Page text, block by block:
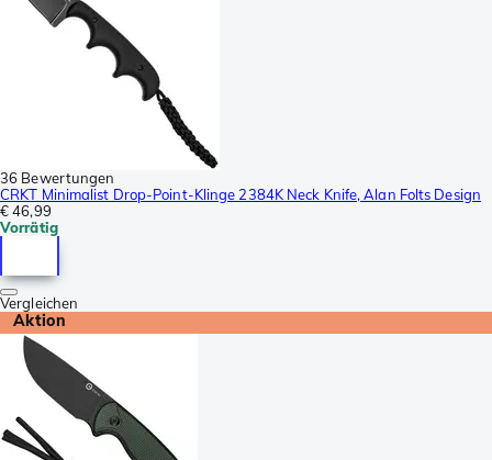
36 Bewertungen
CRKT Minimalist Drop-Point-Klinge 2384K Neck Knife, Alan Folts Design
€ 46,99
Vorrätig
Vergleichen
Aktion